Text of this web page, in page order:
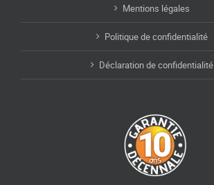
Mentions légales
Politique de confidentialité
Déclaration de confidentialité